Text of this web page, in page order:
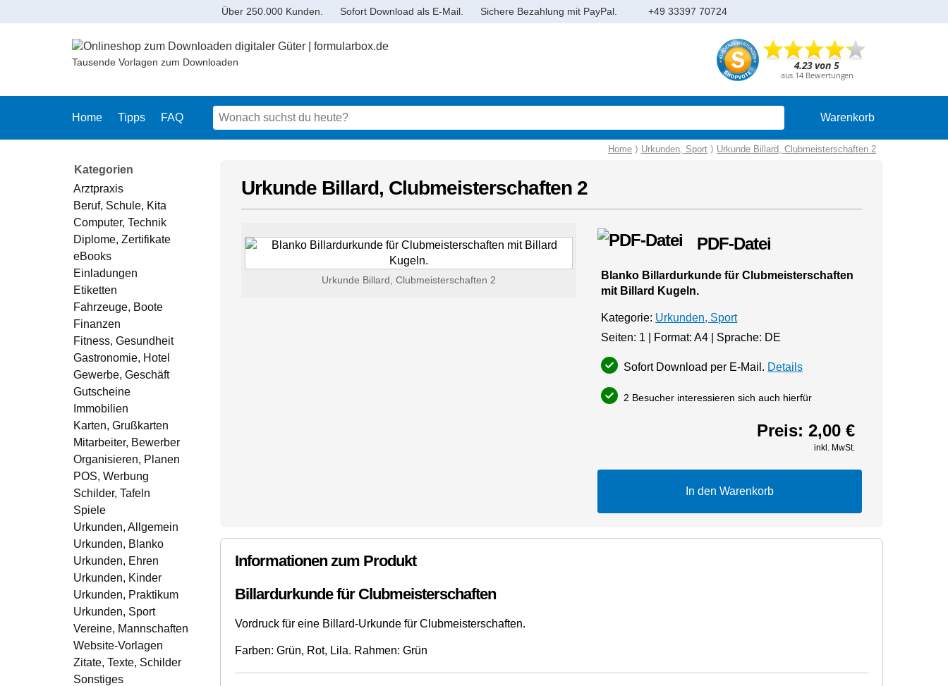
Tausende Vorlagen zum Downloaden
Home Tipps FAQ Warenkorb
Kategorien
Arztpraxis
Beruf, Schule, Kita
Computer, Technik
Diplome, Zertifikate
eBooks
Einladungen
Etiketten
Fahrzeuge, Boote
Finanzen
Fitness, Gesundheit
Gastronomie, Hotel
Gewerbe, Geschäft
Gutscheine
Immobilien
Karten, Grußkarten
Mitarbeiter, Bewerber
Organisieren, Planen
POS, Werbung
Schilder, Tafeln
Spiele
Urkunden, Allgemein
Urkunden, Blanko
Urkunden, Ehren
Urkunden, Kinder
Urkunden, Praktikum
Urkunden, Sport
Vereine, Mannschaften
Website-Vorlagen
Zitate, Texte, Schilder
Sonstiges
Home ⟩ Urkunden, Sport ⟩ Urkunde Billard, Clubmeisterschaften 2
Urkunde Billard, Clubmeisterschaften 2
Urkunde Billard, Clubmeisterschaften 2
PDF-Datei
Blanko Billardurkunde für Clubmeisterschaften
mit Billard Kugeln.
Kategorie: Urkunden, Sport
Seiten: 1 | Format: A4 | Sprache: DE
Sofort Download per E-Mail. Details
2 Besucher interessieren sich auch hierfür
Preis: 2,00 €
inkl. MwSt.
In den Warenkorb
Informationen zum Produkt
Billardurkunde für Clubmeisterschaften
Vordruck für eine Billard-Urkunde für Clubmeisterschaften.
Farben: Grün, Rot, Lila. Rahmen: Grün
Über 250.000 Kunden. Sofort Download als E-Mail. Sichere Bezahlung mit PayPal. +49 33397 70724